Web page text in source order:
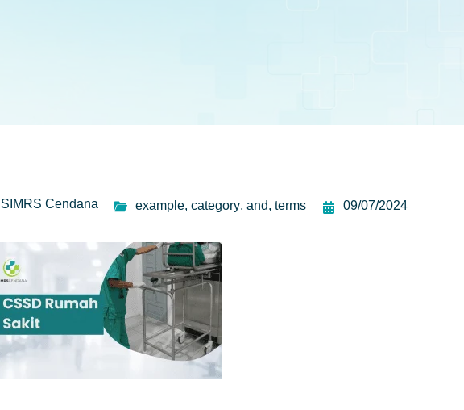
SIMRS Cendana example, category, and, terms 09/07/2024